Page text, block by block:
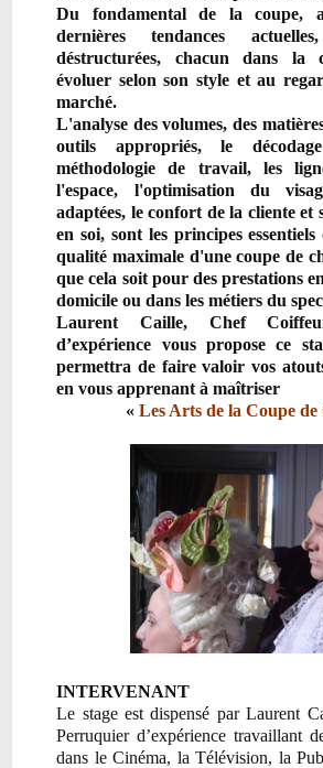
Du fondamental de la coupe,
dernières tendances
déstructurées, chacun dans la
évoluer selon son style et au
marché.
L'analyse des volumes, des
outils appropriés, le
méthodologie de travail, les
l'espace, l'optimisation du
adaptées, le confort de la cliente et
en soi, sont les principes
qualité maximale d'une coupe de
que cela soit pour des prestations
domicile ou dans les métiers du
Laurent Caille, Chef
d’expérience vous propose ce
permettra de faire valoir vos
en vous apprenant à maîtriser
« Les Arts de la Coupe de
INTERVENANT
Le stage est dispensé par Laurent
Perruquier d’expérience travaillant
dans le Cinéma, la Télévision, la